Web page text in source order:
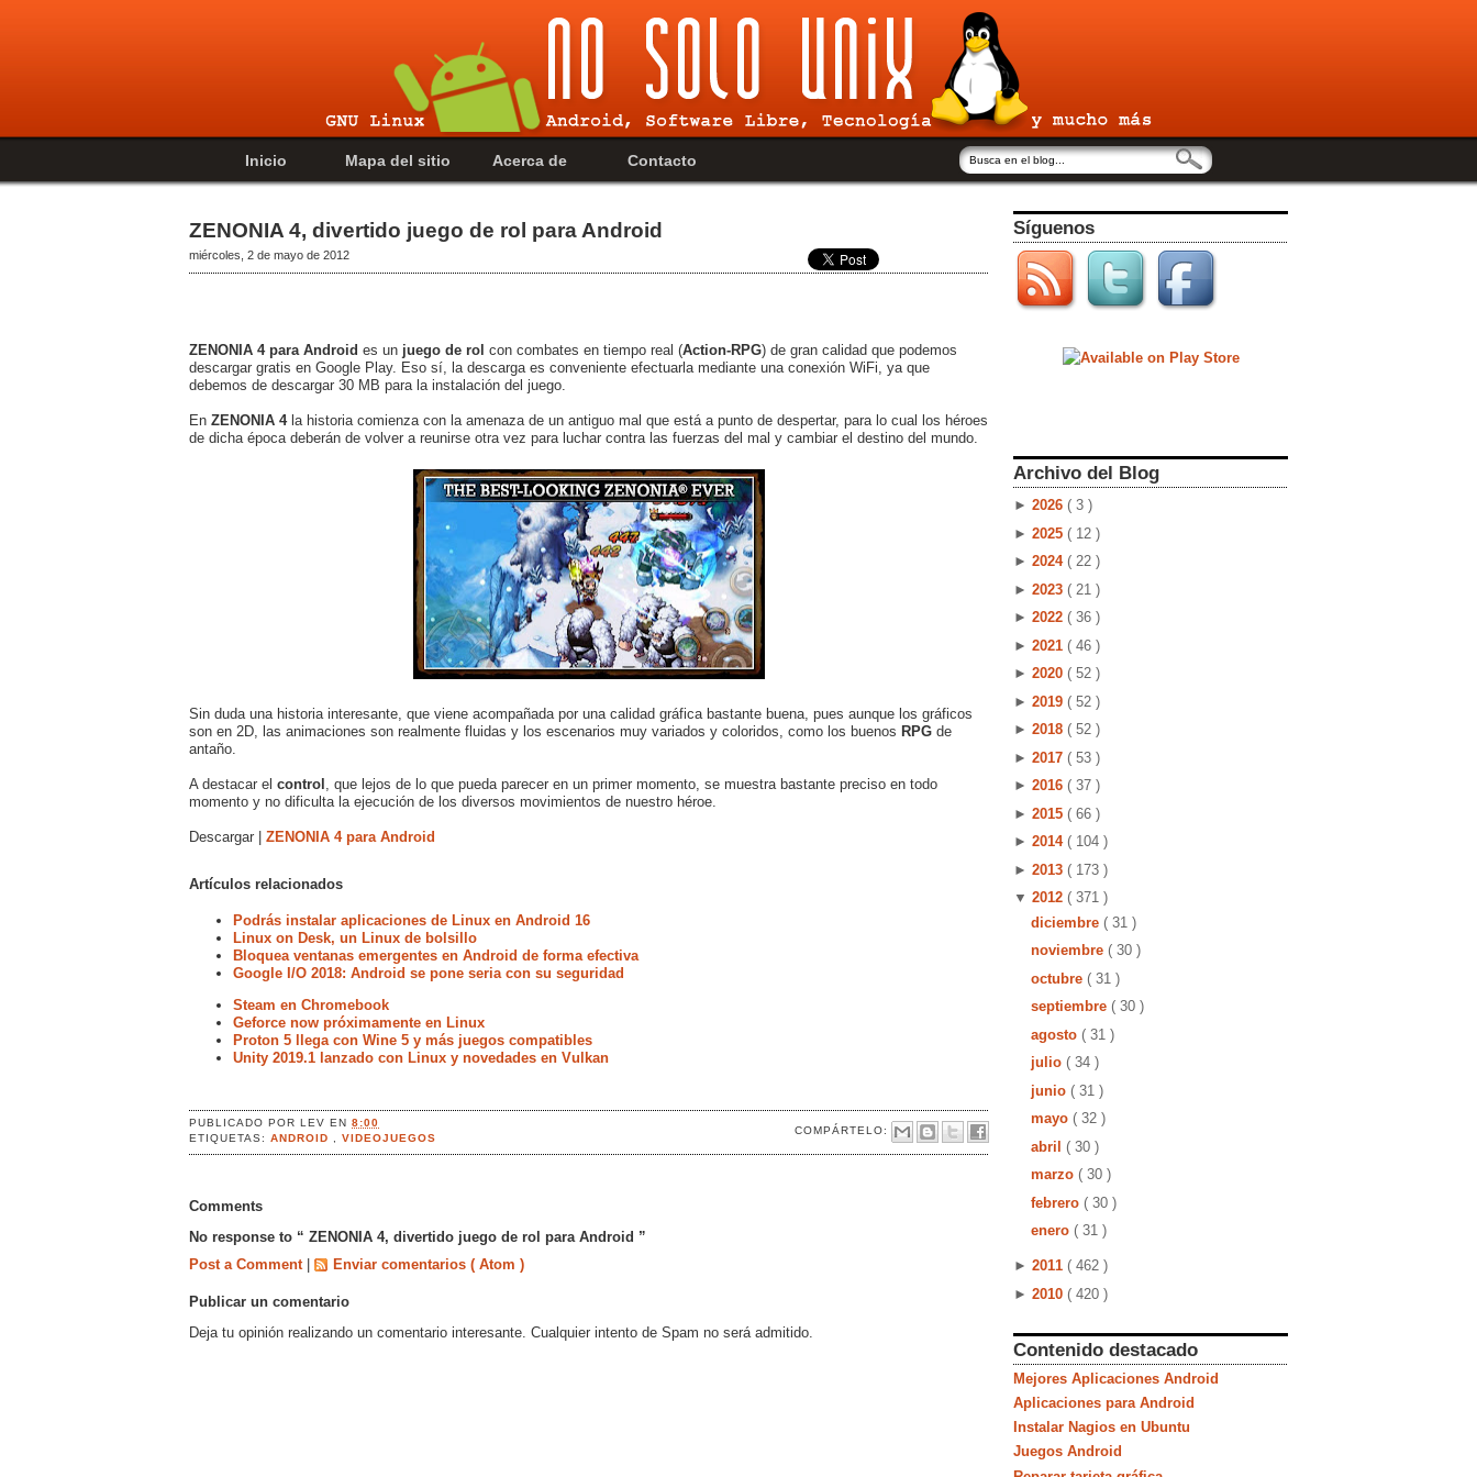
Inicio Mapa del sitio Acerca de Contacto
ZENONIA 4, divertido juego de rol para Android
miércoles, 2 de mayo de 2012
ZENONIA 4 para Android es un juego de rol con combates en tiempo real (Action-RPG) de gran calidad que podemos
descargar gratis en Google Play. Eso sí, la descarga es conveniente efectuarla mediante una conexión WiFi, ya que
debemos de descargar 30 MB para la instalación del juego.
En ZENONIA 4la historia comienza con la amenaza de un antiguo mal que está a punto de despertar, para lo cual los héroes
de dicha época deberán de volver a reunirse otra vez para luchar contra las fuerzas del mal y cambiar el destino del mundo.
Sin duda una historia interesante, que viene acompañada por una calidad gráfica bastante buena, pues aunque los gráficos
son en 2D, las animaciones son realmente fluidas y los escenarios muy variados y coloridos, como los buenos RPG de
antaño.
A destacar el control , que lejos de lo que pueda parecer en un primer momento, se muestra bastante preciso en todo
momento y no dificulta la ejecución de los diversos movimientos de nuestro héroe.
Descargar | ZENONIA 4 para Android
Artículos relacionados
Podrás instalar aplicaciones de Linux en Android 16
Linux on Desk, un Linux de bolsillo
Bloquea ventanas emergentes en Android de forma efectiva
Google I/O 2018: Android se pone seria con su seguridad
Steam en Chromebook
Geforce now próximamente en Linux
Proton 5 llega con Wine 5 y más juegos compatibles
Unity 2019.1 lanzado con Linux y novedades en Vulkan
PUBLICADO PORLEVEN8:00
COMPÁRTELO:
ETIQUETAS:ANDROID ,VIDEOJUEGOS
Comments
No response to “ ZENONIA 4, divertido juego de rol para Android ”
Post a Comment
Enviar comentarios ( Atom )
Publicar un comentario
Deja tu opinión realizando un comentario interesante. Cualquier intento de Spam no será admitido.
Síguenos
Archivo del Blog
► 2026 ( 3 )
► 2025 ( 12 )
► 2024 ( 22 )
► 2023 ( 21 )
► 2022 ( 36 )
► 2021 ( 46 )
► 2020 ( 52 )
► 2019 ( 52 )
► 2018 ( 52 )
► 2017 ( 53 )
► 2016 ( 37 )
► 2015 ( 66 )
► 2014 ( 104 )
► 2013 ( 173 )
▼ 2012 ( 371 )
diciembre ( 31 )
noviembre ( 30 )
octubre ( 31 )
septiembre ( 30 )
agosto ( 31 )
julio ( 34 )
junio ( 31 )
mayo ( 32 )
abril ( 30 )
marzo ( 30 )
febrero ( 30 )
enero ( 31 )
► 2011 ( 462 )
► 2010 ( 420 )
Contenido destacado
Mejores Aplicaciones Android
Aplicaciones para Android
Instalar Nagios en Ubuntu
Juegos Android